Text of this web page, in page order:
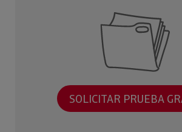
SOLICITAR PRUEBA